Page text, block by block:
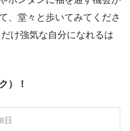
、堂々と歩いてみてくださ
け強気な自分になれるは
）！
日